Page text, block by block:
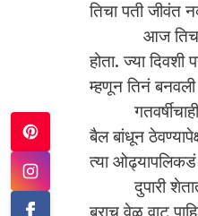
तिचा पती जीवंत
आज तिचा पती
होता. ज्या
म्हणून तिनं बनवली
गतवर्षीचाही
बैल बांधून
त्या ओढ्यापलिकडं
दुपारी शेतात